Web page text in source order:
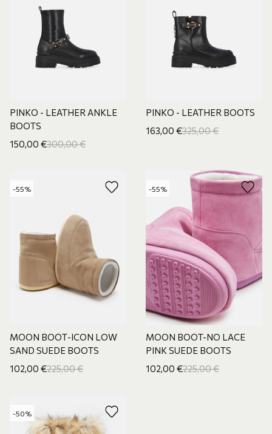
PINKO - LEATHER ANKLE
BOOTS
150,00 €300,00€
PINKO - LEATHER BOOTS
163,00 €325,00€
-55%
ΜΟΟΝ ΒΟΟΤ-ICON LOW
SAND SUEDE BOOTS
102,00 €225,00€
-55%
ΜΟΟN BOOT-NO LACE
PINK SUEDE BOOTS
102,00 €225,00€
-50%